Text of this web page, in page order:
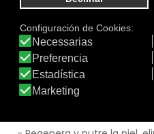
beneficios en la cara:
- Previene y corrige el
problemas cutáneos
través de la autogeneración
- Redistribuye la
eliminación de manchas